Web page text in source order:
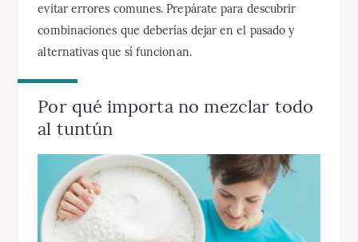
evitar errores comunes. Prepárate para descubrir
combinaciones que deberías dejar en el pasado y
alternativas que sí funcionan.
Por qué importa no mezclar todo
al tuntún